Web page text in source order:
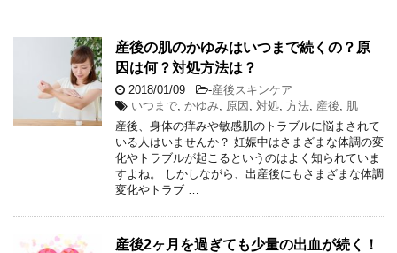
産後の肌のかゆみはいつまで続くの？原
因は何？対処方法は？
2018/01/09 -産後スキンケア
いつまで かゆみ 原因 対処 方法 産後
肌
産後、身体の痒みや敏感肌のトラブルに悩まされて
いる人はいませんか？ 妊娠中はさまざまな体調の変
化やトラブルが起こるというのはよく知られていま
すよね。 しかしながら、出産後にもさまざまな体調
変化やトラブ …
産後2ヶ月を過ぎても少量の出血が続く！